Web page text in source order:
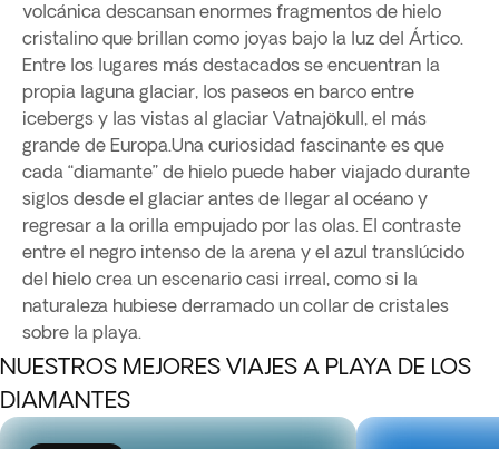
volcánica descansan enormes fragmentos de hielo
cristalino que brillan como joyas bajo la luz del Ártico.
Entre los lugares más destacados se encuentran la
propia laguna glaciar, los paseos en barco entre
icebergs y las vistas al glaciar Vatnajökull, el más
grande de Europa.Una curiosidad fascinante es que
cada “diamante” de hielo puede haber viajado durante
siglos desde el glaciar antes de llegar al océano y
regresar a la orilla empujado por las olas. El contraste
entre el negro intenso de la arena y el azul translúcido
del hielo crea un escenario casi irreal, como si la
naturaleza hubiese derramado un collar de cristales
sobre la playa.
NUESTROS MEJORES VIAJES A PLAYA DE LOS
DIAMANTES